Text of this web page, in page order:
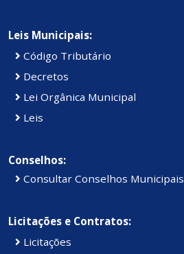
Leis Municipais:
Código Tributário
Decretos
Lei Orgânica Municipal
Leis
Conselhos:
Consultar Conselhos Municipais
Licitações e Contratos:
Licitações